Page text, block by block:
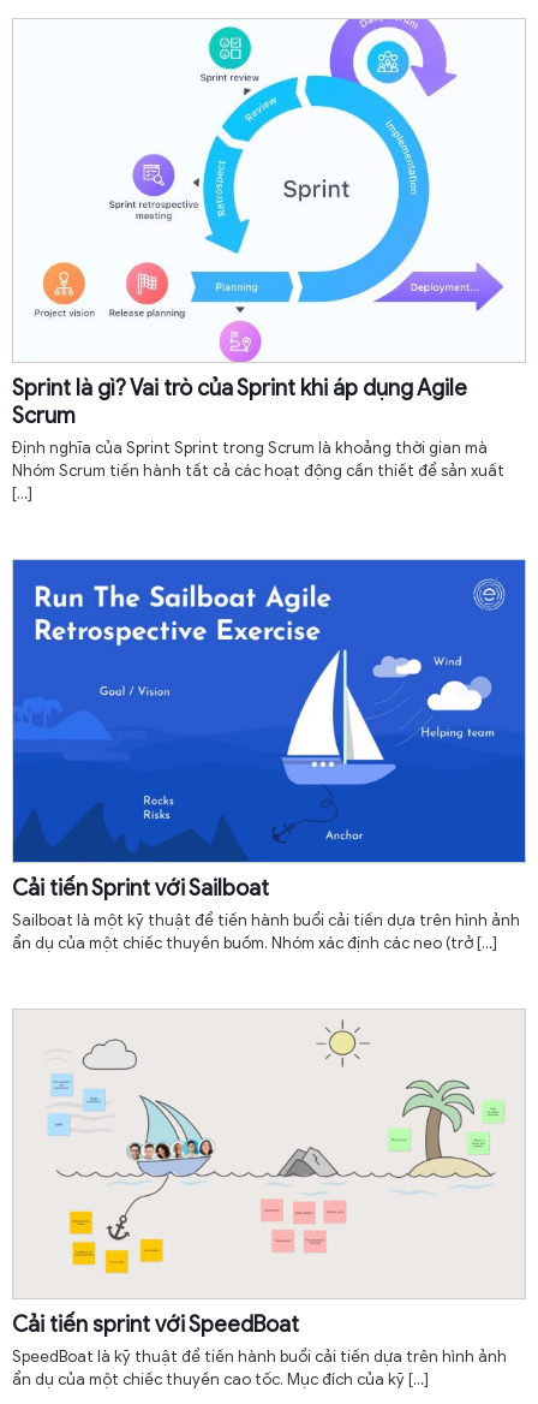
Sprint là gì? Vai trò của Sprint khi áp dụng Agile
Scrum
Định nghĩa của Sprint Sprint trong Scrum là khoảng thời gian mà
Nhóm Scrum tiến hành tất cả các hoạt động cần thiết để sản xuất
[…]
Cải tiến Sprint với Sailboat
Sailboat là một kỹ thuật để tiến hành buổi cải tiến dựa trên hình ảnh
ẩn dụ của một chiếc thuyền buồm. Nhóm xác định các neo (trở[…]
Cải tiến sprint với SpeedBoat
SpeedBoat là kỹ thuật để tiến hành buổi cải tiến dựa trên hình ảnh
ẩn dụ của một chiếc thuyền cao tốc. Mục đích của kỹ[…]